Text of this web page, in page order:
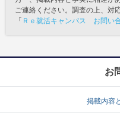
ご連絡ください。調査の上、対
「 Ｒｅ就活キャンパス お問い
お
掲載内容